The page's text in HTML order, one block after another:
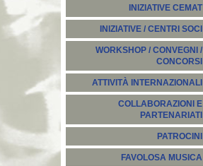
INIZIATIVE CEMAT
INIZIATIVE / CENTRI SOCI
WORKSHOP / CONVEGNI /
CONCORSI
ATTIVITÀ INTERNAZIONALI
COLLABORAZIONI E
PARTENARIATI
PATROCINI
FAVOLOSA MUSICA